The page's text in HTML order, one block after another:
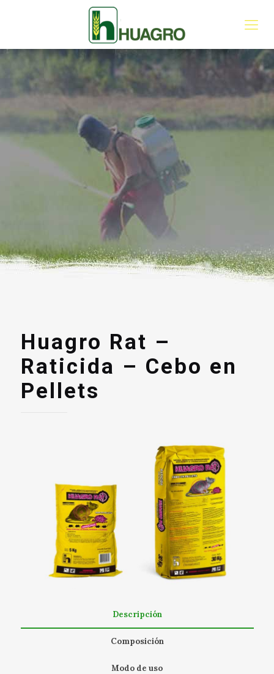
Huagro Rat –
Raticida – Cebo en
Pellets
Descripción
Composición
Modo de uso